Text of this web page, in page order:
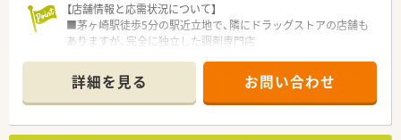
【店舗情報と応需状況について】
■茅ヶ崎駅徒歩5分の駅近立地で、隣にドラッグストアの店舗も
ありますが、完全に独立した調剤専門店
メインに慢性疾患の患者様も多いため繰り返し来局される方が
多いです
■処方箋枚数は平均100枚/日程度、薬剤師常時3名程度が勤務し
ています
詳細を見る お問い合わせ